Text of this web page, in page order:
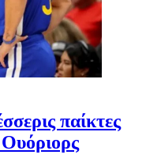
παίκτες